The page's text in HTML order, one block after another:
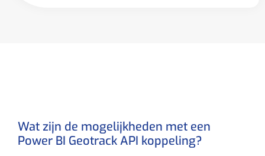
Wat zijn de mogelijkheden met een
Power BI Geotrack API koppeling?